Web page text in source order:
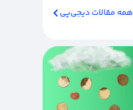
همه مقالات دیجی‌پی